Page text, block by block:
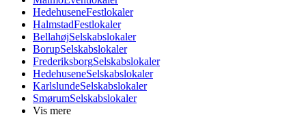
HedehuseneFestlokaler
HalmstadFestlokaler
BellahøjSelskabslokaler
BorupSelskabslokaler
FrederiksborgSelskabslokaler
HedehuseneSelskabslokaler
KarlslundeSelskabslokaler
SmørumSelskabslokaler
Vis mere